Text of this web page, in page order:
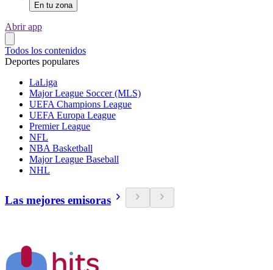
En tu zona
Abrir app
Todos los contenidos
Deportes populares
LaLiga
Major League Soccer (MLS)
UEFA Champions League
UEFA Europa League
Premier League
NFL
NBA Basketball
Major League Baseball
NHL
Las mejores emisoras